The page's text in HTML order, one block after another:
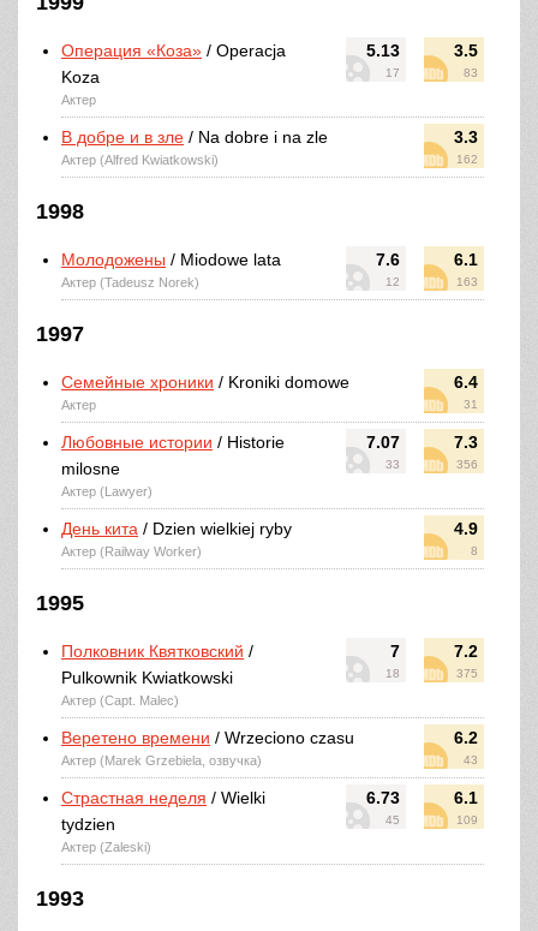
5.13
17
3.5
83
Операция «Коза» / Operacja
Koza
Актер
3.3
162
В добре и в зле / Na dobre i na zle
Актер (Alfred Kwiatkowski)
1998
7.6
12
6.1
163
Молодожены / Miodowe lata
Актер (Tadeusz Norek)
1997
6.4
31
Семейные хроники / Kroniki domowe
Актер
7.07
33
7.3
356
Любовные истории / Historie
milosne
Актер (Lawyer)
4.9
8
День кита / Dzien wielkiej ryby
Актер (Railway Worker)
1995
7
18
7.2
375
Полковник Квятковский /
Pulkownik Kwiatkowski
Актер (Capt. Malec)
6.2
43
Веретено времени / Wrzeciono czasu
Актер (Marek Grzebiela, озвучка)
6.73
45
6.1
109
Страстная неделя / Wielki
tydzien
Актер (Zaleski)
1993